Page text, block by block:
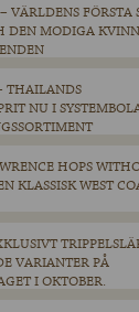
VÄRLDENS FÖRSTA
DEN MODIGA
THAILANDS
NU I
HOPS
KLASSISK WEST
VARIANTER PÅ
I OKTOBER.